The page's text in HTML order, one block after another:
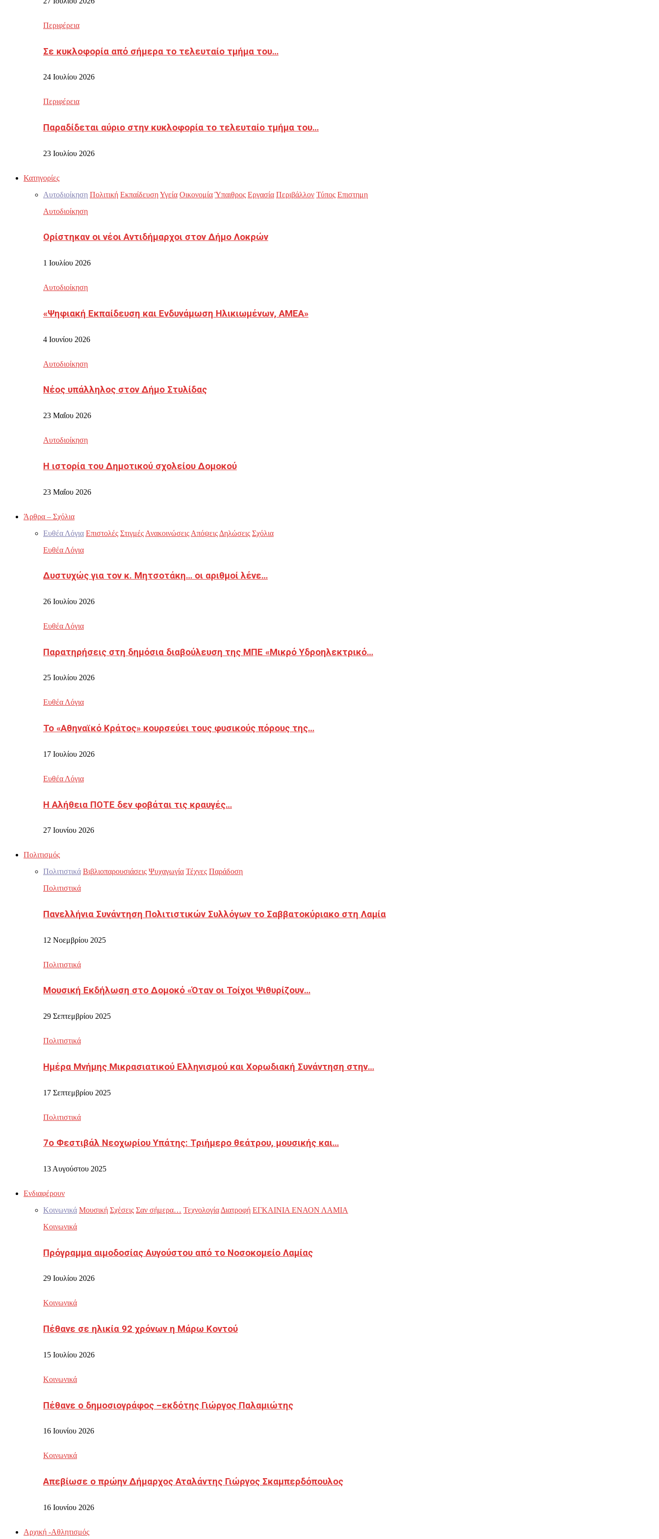
Περιφέρεια
Σε κυκλοφορία από σήμερα το τελευταίο τμήμα του…
24 Ιουλίου 2026
Περιφέρεια
Παραδίδεται αύριο στην κυκλοφορία το τελευταίο τμήμα του…
23 Ιουλίου 2026
Κατηγορίες
Αυτοδιοίκηση Πολιτική ΕκπαίδευσηΥγεία Οικονομία Ύπαιθρος Εργασία Περιβάλλον Τύπος Επιστημη
Αυτοδιοίκηση
Ορίστηκαν οι νέοι Αντιδήμαρχοι στον Δήμο Λοκρών
1 Ιουλίου 2026
Αυτοδιοίκηση
«Ψηφιακή Εκπαίδευση και Ενδυνάμωση Ηλικιωμένων, ΑΜΕΑ»
4 Ιουνίου 2026
Αυτοδιοίκηση
Νέος υπάλληλος στον Δήμο Στυλίδας
23 Μαΐου 2026
Αυτοδιοίκηση
Η ιστορία του Δημοτικού σχολείου Δομοκού
23 Μαΐου 2026
Άρθρα – Σχόλια
Ευθέα Λόγια Επιστολές Στιγμές Ανακοινώσεις Απόψεις Δηλώσεις Σχόλια
Ευθέα Λόγια
Δυστυχώς για τον κ. Μητσοτάκη… οι αριθμοί λένε…
26 Ιουλίου 2026
Ευθέα Λόγια
Παρατηρήσεις στη δημόσια διαβούλευση της ΜΠΕ «Μικρό Υδροηλεκτρικό…
25 Ιουλίου 2026
Ευθέα Λόγια
Το «Αθηναϊκό Κράτος» κουρσεύει τους φυσικούς πόρους της…
17 Ιουλίου 2026
Ευθέα Λόγια
Η Αλήθεια ΠΟΤΕ δεν φοβάται τις κραυγές…
27 Ιουνίου 2026
Πολιτισμός
Πολιτιστικά Βιβλιοπαρουσιάσεις Ψυχαγωγία Τέχνες Παράδοση
Πολιτιστικά
Πανελλήνια Συνάντηση Πολιτιστικών Συλλόγων το Σαββατοκύριακο στη Λαμία
12 Νοεμβρίου 2025
Πολιτιστικά
Μουσική Εκδήλωση στο Δομοκό «Όταν οι Τοίχοι Ψιθυρίζουν…
29 Σεπτεμβρίου 2025
Πολιτιστικά
Ημέρα Μνήμης Μικρασιατικού Ελληνισμού και Χορωδιακή Συνάντηση στην…
17 Σεπτεμβρίου 2025
Πολιτιστικά
7ο Φεστιβάλ Νεοχωρίου Υπάτης: Τριήμερο θεάτρου, μουσικής και…
13 Αυγούστου 2025
Ενδιαφέρουν
Κοινωνικά Μουσική Σχέσεις Σαν σήμερα… Τεχνολογία Διατροφή ΕΓΚΑΙΝΙΑ ΕΝΑΟΝ ΛΑΜΙΑ
Κοινωνικά
Πρόγραμμα αιμοδοσίας Αυγούστου από το Νοσοκομείο Λαμίας
29 Ιουλίου 2026
Κοινωνικά
Πέθανε σε ηλικία 92 χρόνων η Μάρω Κοντού
15 Ιουλίου 2026
Κοινωνικά
Πέθανε ο δημοσιογράφος –εκδότης Γιώργος Παλαμιώτης
16 Ιουνίου 2026
Κοινωνικά
Απεβίωσε ο πρώην Δήμαρχος Αταλάντης Γιώργος Σκαμπερδόπουλος
16 Ιουνίου 2026
Αρχική -Αθλητισμός